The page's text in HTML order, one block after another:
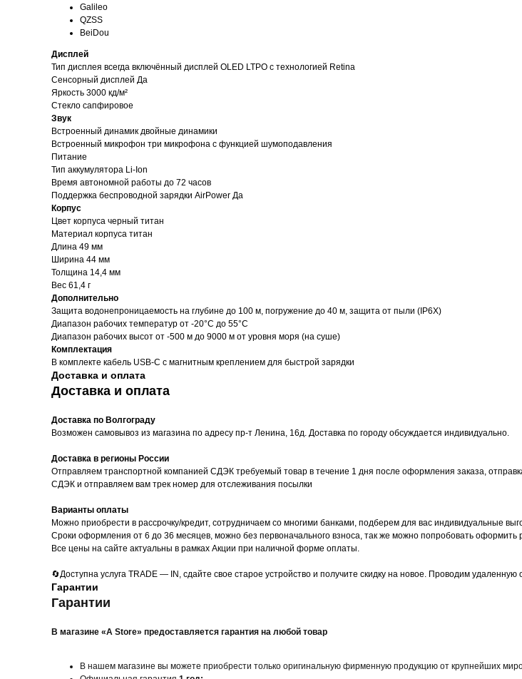
Galileo
QZSS
BeiDou
Дисплей
Тип дисплея всегда включённый дисплей OLED LTPO с технологией Retina
Сенсорный дисплей Да
Яркость 3000 кд/ м²
Стекло сапфировое
Звук
Встроенный динамик двойные динамики
Встроенный микрофон три микрофона с функцией шумоподавления
Питание
Тип аккумулятора Li-Ion
Время автономной работы до 72 часов
Поддержка беспроводной зарядки AirPower Да
Корпус
Цвет корпуса черный титан
Материал корпуса титан
Длина 49 мм
Ширина 44 мм
Толщина 14,4 мм
Вес 61,4 г
Дополнительно
Защита водонепроницаемость на глубине до 100 м, погружение до 40 м, защита от пыли (IP6X)
Диапазон рабочих температур от -20°C до 55°C
Диапазон рабочих высот от -500 м до 9000 м от уровня моря (на суше)
Комплектация
В комплекте кабель USB‑C с магнитным креплением для быстрой зарядки
Доставка и оплата
Доставка и оплата
Доставка по Волгограду
Возможен самовывоз из магазина по адресу пр-т Ленина, 16д. Доставка по городу обсуждается индивидуально.
Доставка в регионы России
Отправляем транспортной компанией СДЭК требуемый товар в течение 1 дня после оформления заказа,
СДЭК и отправляем вам трек номер для отслеживания посылки
Варианты оплаты
Можно приoбрести в рассрочку/кредит, сотрудничаем со многими банками, подберем для вас индивидуальные
Сроки оформления от 6 до 36 месяцев, можно без первоначального взноса, так же можно попробовать оформить
Все цены на сайте актуальны в рамках Акции при наличной форме оплаты.
🔄Доступна услуга TRADE — IN, сдайте свое старое устройство и получите скидку на новое. Проводим удаленную
Гарантии
Гарантии
В магазине «A Store» предоставляется гарантия на любой товар
В нашем магазине вы можете приобрести только оригинальную фирменную продукцию от крупнейших